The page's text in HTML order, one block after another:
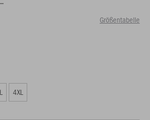
Größentabelle
4XL